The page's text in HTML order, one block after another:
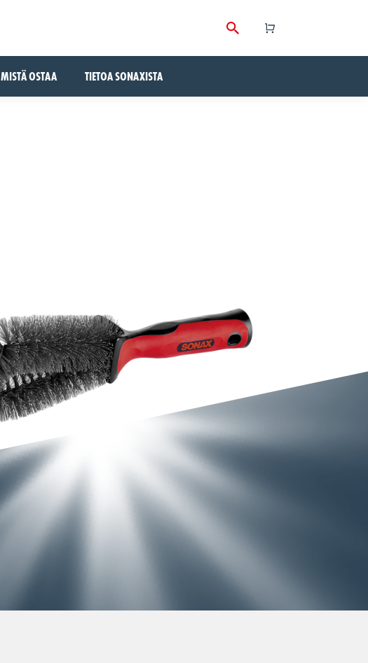
MISTÄ OSTAA TIETOA SONAXISTA